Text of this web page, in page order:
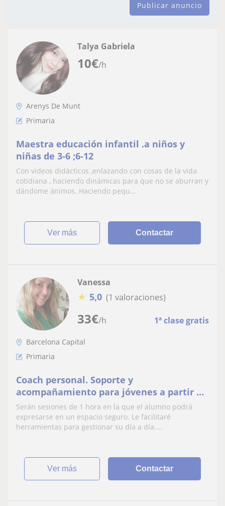
Publicar anuncio
10€/h
Talya Gabriela
Arenys De Munt
Primaria
Maestra educación infantil .a niños y
niñas de 3-6 ;6-12
Con videos didácticos ,enlazando con cosas de la vida
cotidiana , haciendo dinámicas para que no se aburran y
dándome ánimos. Haciendo pequ...
ver más Contactar
33€/h 1ª clase gratis
Vanessa
★ 5,0 (1 valoraciones)
Barcelona Capital
Primaria
Coach personal. Soporte y
acompañamiento para jóvenes a partir de
12 años
Serán sesiones de 1 hora en la que el alumno podrá
expresarse en un espacio seguro. Le facilitaré
herramientas para gestionar su día a día....
ver más Contactar